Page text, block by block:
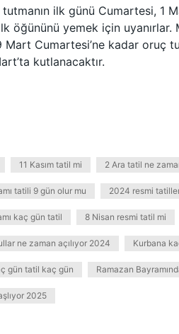
tutmanın ilk günü Cumartesi, 1
öğününü yemek için
Cumartesi’ne kadar oruç
kutlanacaktır.
11 Kasım tatil mi 2 Ara tatil ne
tatili 9 gün olur mu 2024 resmi
kaç gün tatil 8 Nisan resmi tatil mi
ne zaman açılıyor 2024 Kurbana
gün tatil kaç gün Ramazan
2025